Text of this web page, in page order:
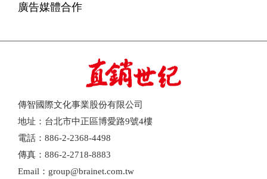
廣告媒體合作
傳智國際文化事業股份有限公司
地址：台北市中正區博愛路9號4樓
電話：886-2-2368-4498
傳真：886-2-2718-8883
Email：group@brainet.com.tw